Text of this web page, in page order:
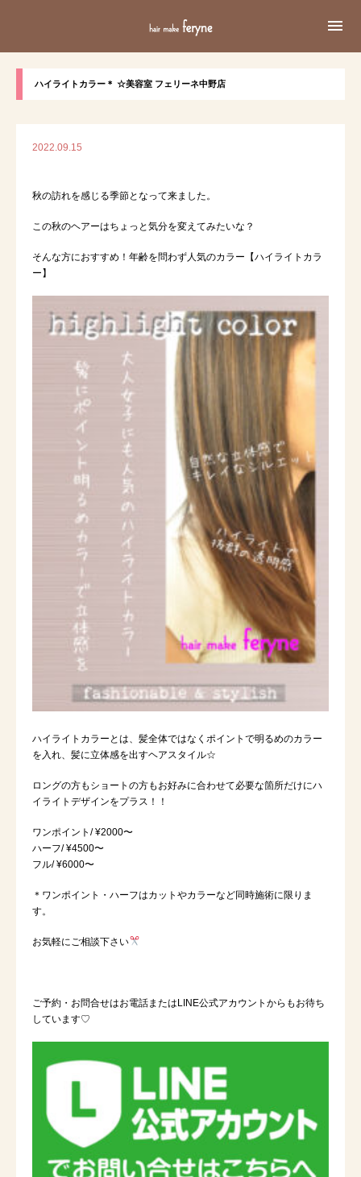

ハイライトカラー＊ ☆美容室 フェリーネ中野店
2022.09.15
秋の訪れを感じる季節となって来ました。
この秋のヘアーはちょっと気分を変えてみたいな？
そんな方におすすめ！年齢を問わず人気のカラー【ハイライトカラ
ー】
ハイライトカラーとは、髪全体ではなくポイントで明るめのカラー
を入れ、髪に立体感を出すヘアスタイル☆
ロングの方もショートの方もお好みに合わせて必要な箇所だけにハ
イライトデザインをプラス！！
ワンポイント/ ¥2000〜
ハーフ/ ¥4500〜
フル/ ¥6000〜
＊ワンポイント・ハーフはカットやカラーなど同時施術に限りま
す。
お気軽にご相談下さい
ご予約・お問合せはお電話またはLINE公式アカウントからもお待ち
しています♡